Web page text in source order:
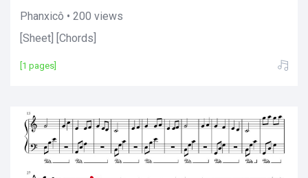
Phanxicô • 200 views
[Sheet] [Chords]
[1 pages]